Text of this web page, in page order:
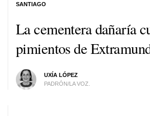
La cementera dañaría
pimientos de
UXÍA LÓPEZ
PADRÓN/LA VOZ.
SANTIAGO